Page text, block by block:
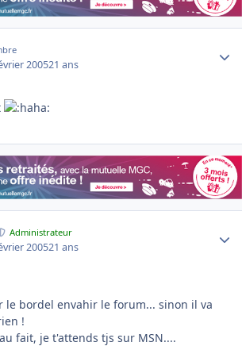
200521 ans
Administrateur
200521 ans
le bordel envahir le forum... sinon il va
!
au fait, je t'attends tjs sur MSN....